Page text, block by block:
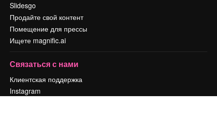
Slidesgo
Продайте свой контент
Помещение для прессы
Ищете magnific.ai
Связаться с нами
Клиентская поддержка
Instagram